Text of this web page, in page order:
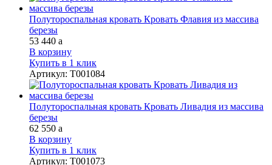
Полутороспальная кровать Кровать Флавия из массива
березы
53 440 a
В корзину
Купить в 1 клик
Артикул: Т001084
Полутороспальная кровать Кровать Ливадия из массива
березы
62 550 a
В корзину
Купить в 1 клик
Артикул: Т001073